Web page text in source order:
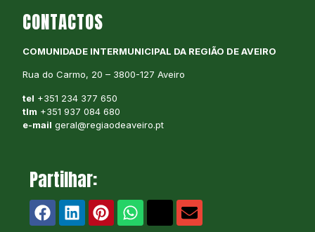
CONTACTOS
COMUNIDADE INTERMUNICIPAL DA REGIÃO DE AVEIRO
Rua do Carmo, 20 – 3800-127 Aveiro
tel +351 234 377 650
tlm +351 937 084 680
e-mail geral@regiaodeaveiro.pt
Partilhar: